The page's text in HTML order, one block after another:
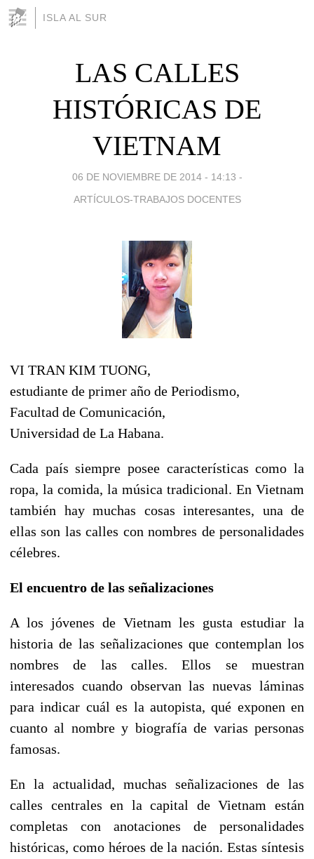
ISLA AL SUR
LAS CALLES
HISTÓRICAS DE
VIETNAM
06 DE NOVIEMBRE DE 2014 - 14:13 -
ARTÍCULOS-TRABAJOS DOCENTES
VI TRAN KIM TUONG,
estudiante de primer año de Periodismo,
Facultad de Comunicación,
Universidad de La Habana.
Cada país siempre posee características como la
ropa, la comida, la música tradicional. En Vietnam
también hay muchas cosas interesantes, una de
ellas son las calles con nombres de personalidades
célebres.
El encuentro de las señalizaciones
A los jóvenes de Vietnam les gusta estudiar la
historia de las señalizaciones que contemplan los
nombres de las calles. Ellos se muestran
interesados cuando observan las nuevas láminas
para indicar cuál es la autopista, qué exponen en
cuanto al nombre y biografía de varias personas
famosas.
En la actualidad, muchas señalizaciones de las
calles centrales en la capital de Vietnam están
completas con anotaciones de personalidades
históricas, como héroes de la nación. Estas síntesis